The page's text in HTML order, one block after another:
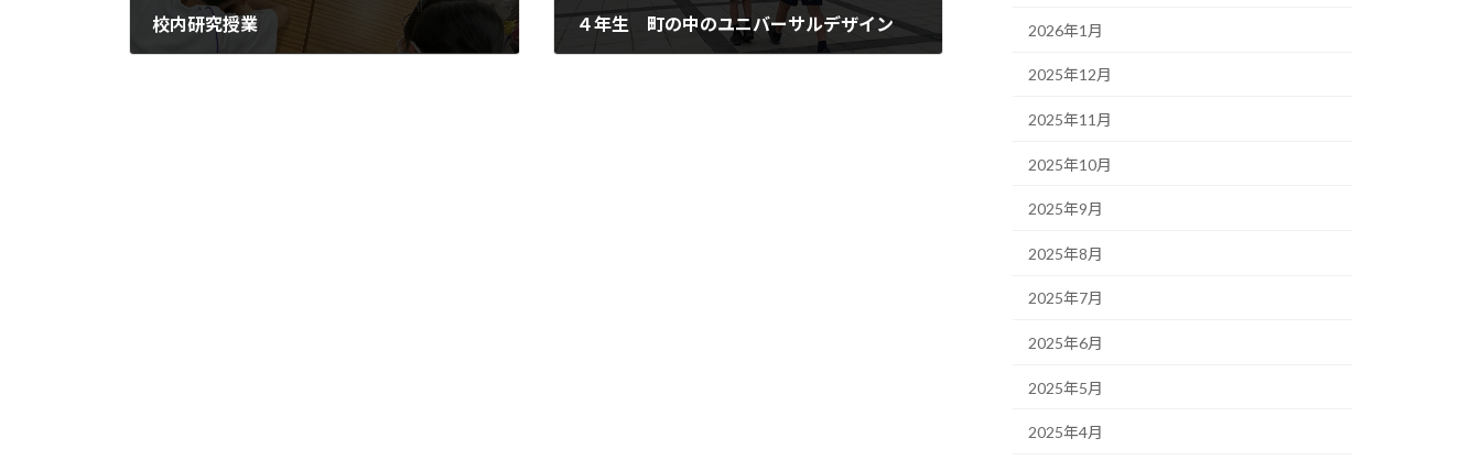
校内研究授業 ４年生 町の中のユニバーサルデザイン 2026年1月
2025年12月
2025年11月
2025年10月
2025年9月
2025年8月
2025年7月
2025年6月
2025年5月
2025年4月